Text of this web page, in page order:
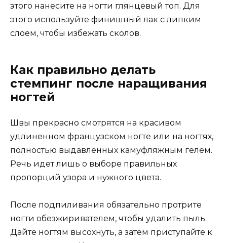
этого нанесите на ногти глянцевый топ. Для
этого используйте финишный лак с липким
слоем, чтобы избежать сколов.
Как правильно делать
стемпинг после наращивания
ногтей
Швы прекрасно смотрятся на красивом
удлиненном французском ногте или на ногтях,
полностью выдавленных камуфляжным гелем.
Речь идет лишь о выборе правильных
пропорций узора и нужного цвета.
После подпиливания обязательно протрите
ногти обезжиривателем, чтобы удалить пыль.
Дайте ногтям высохнуть, а затем приступайте к